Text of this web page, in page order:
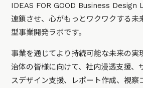
IDEAS FOR GOOD Business Design
連鎖させ、心がもっとワクワクする未
型事業開発ラボです。
事業を通じてより持続可能な未来の実
治体の皆様に向けて、社内浸透支援、
スデザイン支援、レポート作成、視察